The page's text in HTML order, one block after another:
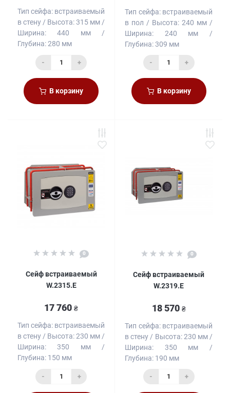
Тип сейфа: встраиваемый
в стену
Высота:315 мм
Ширина:
440 мм
Глубина:280 мм
- +
В корзину
Тип сейфа: встраиваемый
в пол
Высота: 240 мм
Ширина:
240 мм
Глубина:309 мм
- +
В корзину
0
Сейф встраиваемый
W.2315.E
17 760 ₴
Тип сейфа: встраиваемый
в стену
Высота:230 мм
Ширина:
350 мм
Глубина: 150 мм
- +
0
Сейф встраиваемый
W.2319.E
18 570 ₴
Тип сейфа: встраиваемый
в стену
Высота: 230 мм
Ширина:
350 мм
Глубина: 190 мм
- +